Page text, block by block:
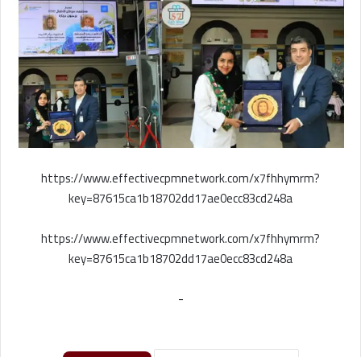
https://www.effectivecpmnetwork.com/x7fhhymrm?
key=87615ca1b18702dd17ae0ecc83cd248a
https://www.effectivecpmnetwork.com/x7fhhymrm?
key=87615ca1b18702dd17ae0ecc83cd248a
-